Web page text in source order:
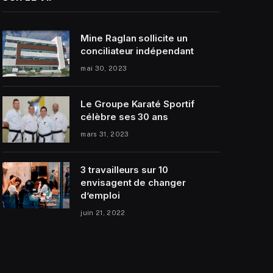
Mine Raglan sollicite un
conciliateur indépendant
mai 30, 2023
Le Groupe Karaté Sportif
célèbre ses 30 ans
mars 31, 2023
3 travailleurs sur 10
envisagent de changer
d’emploi
juin 21, 2022